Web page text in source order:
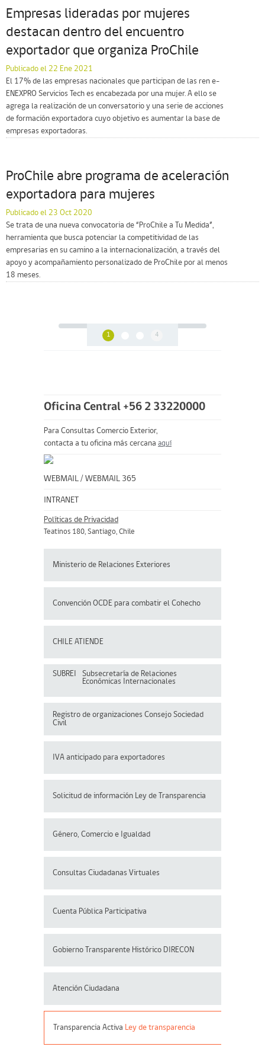
Empresas lideradas por mujeres
destacan dentro del encuentro
exportador que organiza ProChile
Publicado el 22 Ene 2021
El 17% de las empresas nacionales que participan de las ren e-
ENEXPRO Servicios Tech es encabezada por una mujer. A ello se
agrega la realización de un conversatorio y una serie de acciones
de formación exportadora cuyo objetivo es aumentar la base de
empresas exportadoras.
ProChile abre programa de aceleración
exportadora para mujeres
Publicado el 23 Oct 2020
Se trata de una nueva convocatoria de “ProChile a Tu Medida”,
herramienta que busca potenciar la competitividad de las
empresarias en su camino a la internacionalización, a través del
apoyo y acompañamiento personalizado de ProChile por al menos
18 meses.
1 4
Oficina Central +56 2 33220000
Para Consultas Comercio Exterior,
contacta a tu oficina más cercana aquí
WEBMAIL / WEBMAIL 365
INTRANET
Políticas de Privacidad
Teatinos 180, Santiago, Chile
Ministerio de Relaciones Exteriores
Convención OCDE para combatir el Cohecho
CHILE ATIENDE
SUBREI
Subsecretaría de Relaciones
Económicas Internacionales
Registro de organizaciones Consejo Sociedad
Civil
IVA anticipado para exportadores
Solicitud de información Ley de Transparencia
Género, Comercio e Igualdad
Consultas Ciudadanas Virtuales
Cuenta Pública Participativa
Gobierno Transparente Histórico DIRECON
Atención Ciudadana
Transparencia Activa Ley de transparencia